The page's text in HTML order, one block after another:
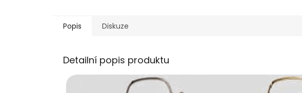
Popis Diskuze
Detailní popis produktu